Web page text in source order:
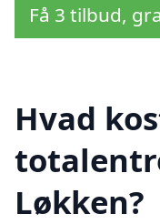
Få 3 tilbud,
Hvad
Løkken?